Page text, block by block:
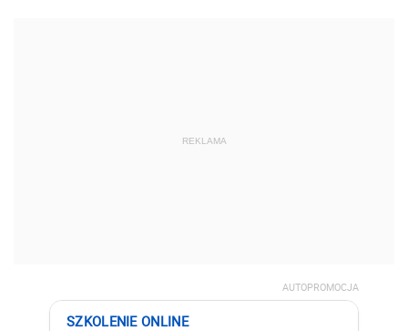
REKLAMA
AUTOPROMOCJA
SZKOLENIE ONLINE